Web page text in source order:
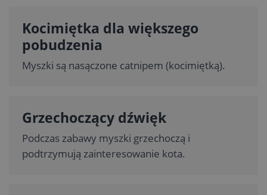
Kocimiętka dla większego
pobudzenia
Myszki są nasączone catnipem (kocimiętką).
Grzechoczący dźwięk
Podczas zabawy myszki grzechoczą i
podtrzymują zainteresowanie kota.